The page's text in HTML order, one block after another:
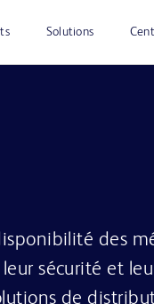
Solutions
des
sécurité et
de